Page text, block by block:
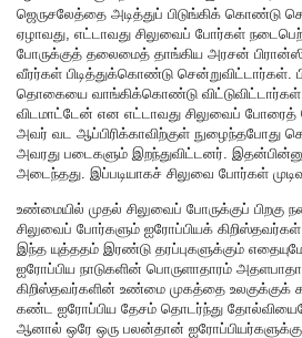
ஜெருசலேத்தை அடித்துப் பிடுங்கிக்
ஏழாவது, எட்டாவது சிலுவைப் போர்கள்
போருக்குத் தலைமைத் தாங்கிய அரசன்
வீரர்கள் பிடித்துக்கொண்டு சென்றுவிட்டார்கள்.
தொகையை வாங்கிக்கொண்டு
விடமாட்டேன் என எட்டாவது சிலுவைப்
அவர் வட ஆப்பிரிக்காவிற்குள்
அவரது படைகளும் இறந்துவிட்டனர்.
அடைந்தது. இப்படியாகச் சிலுவை போர்கள்
உண்மையில் முதல் சிலுவைப் போருக்குப்
சிலுவைப் போர்களும் ஐரோப்பியக்
இந்த யுத்ததம் இரண்டு தரப்புகளுக்கும்
ஐரோப்பிய நாடுகளின் பொருளாதாரம்
கிறிஸ்தவர்களின் உண்மை முகத்தை உலகுக்குக்
கண்ட ஐரோப்பிய தேசம் தொடர்ந்து தோல்வியையே
ஆனால் ஒரே ஒரு பலன்தான் ஐரோப்பியர்களுக்கு